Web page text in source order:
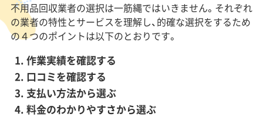
不用品回収業者の選択は一筋縄ではいきません。それぞれ
の業者の特性とサービスを理解し、的確な選択をするため
の４つのポイントは以下のとおりです。
作業実績を確認する
口コミを確認する
支払い方法から選ぶ
料金のわかりやすさから選ぶ